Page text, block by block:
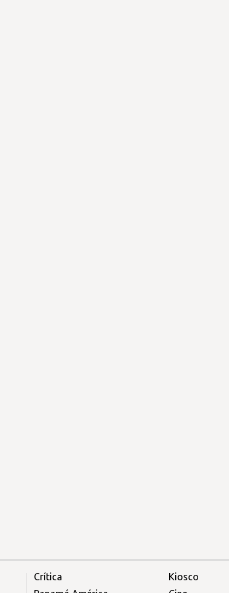
Crítica
Kiosco